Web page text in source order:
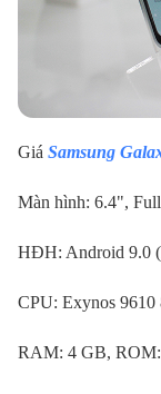
Giá Samsung
Màn hình: 6.4",
HĐH: Android 9.0
CPU: Exynos 9610
RAM: 4 GB,